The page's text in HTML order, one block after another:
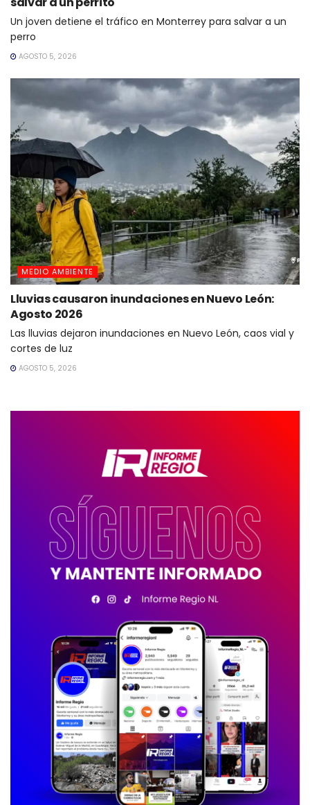
Un joven detiene el tráfico en Monterrey para salvar a un
perro
AGOSTO 5, 2026
MEDIO AMBIENTE
Lluvias causaron inundaciones en Nuevo León:
Agosto 2026
Las lluvias dejaron inundaciones en Nuevo León, caos vial y
cortes de luz
AGOSTO 5, 2026